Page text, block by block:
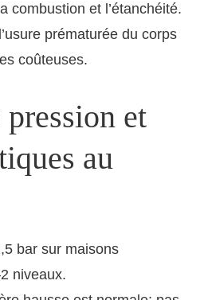
combustion et l’étanchéité.
prématurée du corps
coûteuses.
pression et
au
bar sur maisons
niveaux.